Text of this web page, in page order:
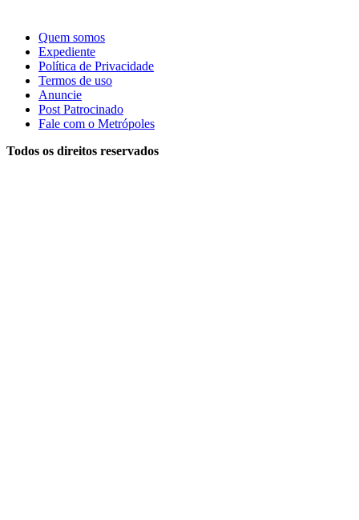
Quem somos
Expediente
Política de Privacidade
Termos de uso
Anuncie
Post Patrocinado
Fale com o Metrópoles
Todos os direitos reservados